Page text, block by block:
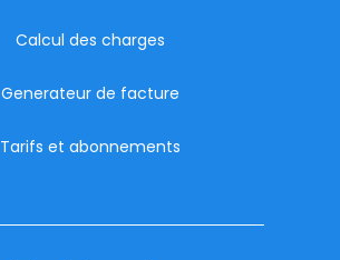
Calcul des charges
Generateur de facture
Tarifs et abonnements